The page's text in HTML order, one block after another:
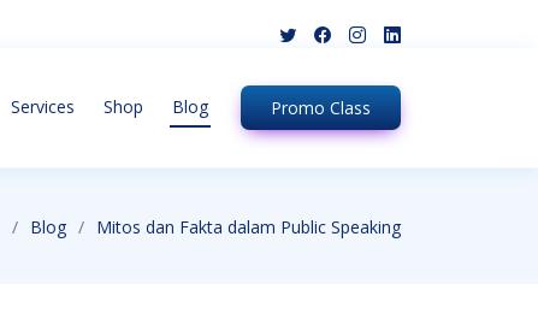
Services Shop Blog Promo Class
Blog Mitos dan Fakta dalam Public Speaking